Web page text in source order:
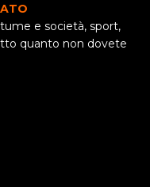
e società, sport,
quanto non dovete